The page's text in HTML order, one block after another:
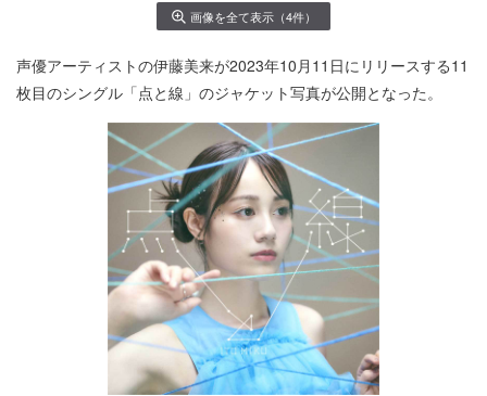
画像を全て表示（4件）
声優アーティストの伊藤美来が2023年10月11日にリリースする11
枚目のシングル「点と線」のジャケット写真が公開となった。